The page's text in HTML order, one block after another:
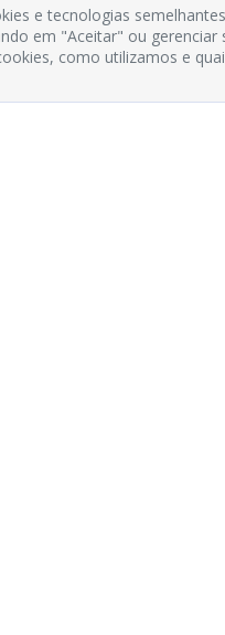
e tecnologias
em "Aceitar" ou
como utilizamos e